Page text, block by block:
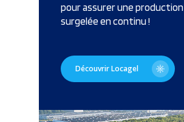
pour assurer une production
surgelée en continu !
Découvrir Locagel